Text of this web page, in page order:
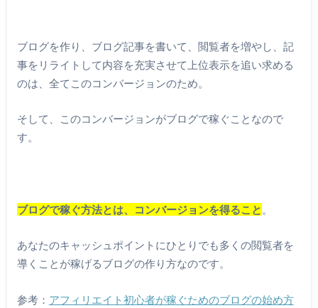
ブログを作り、ブログ記事を書いて、閲覧者を増やし、記
事をリライトして内容を充実させて上位表示を追い求める
のは、全てこのコンバージョンのため。
そして、このコンバージョンがブログで稼ぐことなので
す。
ブログで稼ぐ方法とは、コンバージョンを得ること 。
あなたのキャッシュポイントにひとりでも多くの閲覧者を
導くことが稼げるブログの作り方なのです。
参考： アフィリエイト初心者が稼ぐためのブログの始め方